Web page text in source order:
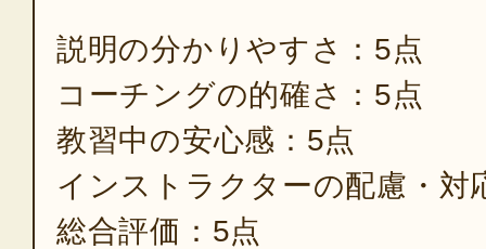
説明の分かりやすさ：5点
コーチングの的確さ：5点
教習中の安心感：5点
インストラクターの配慮・対
総合評価：5点